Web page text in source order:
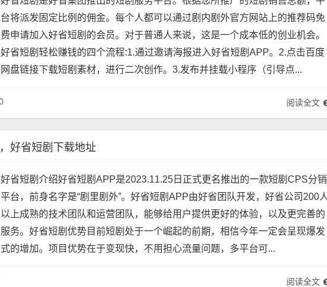
好省短剧是好省集团推出的短剧服务平台。根据您所推广的短剧销售总额，平
台将派发固定比例的佣金。每个人都可以通过剧内剧外官方网站上的推荐码免
费申请加入好省短剧的会员。对于普通人来说，这是一个成本低的创业机会。
好省短剧轻松赚钱的四个流程:1.通过邀请海报进入好省短剧APP。2.点击百度
网盘链接下载短剧素材，进行二次创作。3.发布并挂载小程序（引导点...
好省短剧介绍好省短剧APP是2023.11.25日正式更名推出的一款短剧CPS分销
平台，前身名字是“剧里剧外”。好省短剧APP由好省团队开发，好省公司200人
以上成熟的技术团队和运营团队，能够给用户提供更好的体验，以及更完善的
服务。好省短剧优势目前短剧处于一个崛起的前期，相信今年一定会呈现爆发